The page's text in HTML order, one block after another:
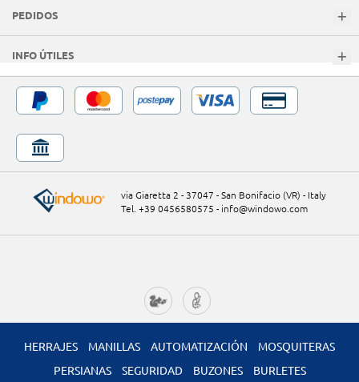
PEDIDOS
INFO ÚTILES
via Giaretta 2 - 37047 - San Bonifacio (VR) - Italy
Tel. +39 0456580575 - info@windowo.com
HERRAJES MANILLAS AUTOMATIZACIÓN
MOSQUITERAS
PERSIANAS
SEGURIDAD BUZONES BURLETES